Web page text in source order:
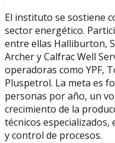
El instituto se sostiene
sector energético.
entre ellas Halliburton,
Archer y Calfrac Well
operadoras como YPF,
Pluspetrol. La meta es
personas por año, un
crecimiento de la
técnicos
y control de procesos.